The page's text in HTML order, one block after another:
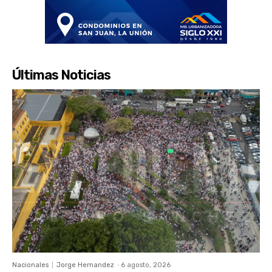
Últimas Noticias
Nacionales Jorge Hernandez - 6 agosto, 2026